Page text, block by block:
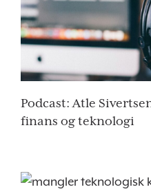
Podcast: Atle
finans og teknologi